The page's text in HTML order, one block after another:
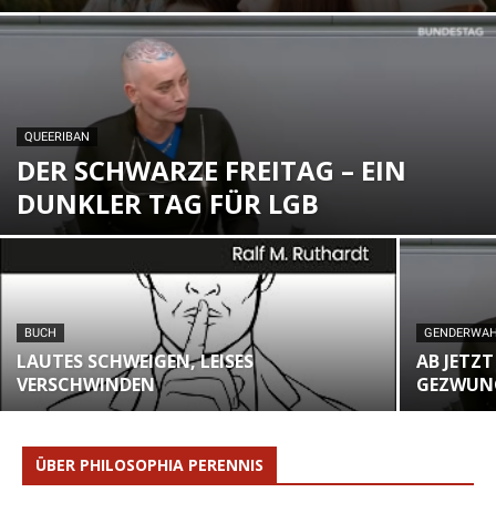
QUEERIBAN
DER SCHWARZE FREITAG – EIN
DUNKLER TAG FÜR LGB
BUCH
LAUTES SCHWEIGEN, LEISES
VERSCHWINDEN
AB
ÜBER PHILOSOPHIA PERENNIS